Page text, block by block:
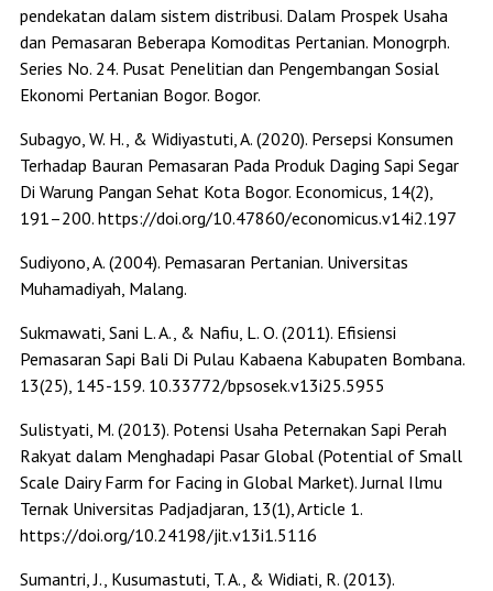
pendekatan dalam sistem distribusi. Dalam Prospek Usaha
dan Pemasaran Beberapa Komoditas Pertanian. Monogrph.
Series No. 24. Pusat Penelitian dan Pengembangan Sosial
Ekonomi Pertanian Bogor. Bogor.
Subagyo, W. H., & Widiyastuti, A. (2020). Persepsi Konsumen
Terhadap Bauran Pemasaran Pada Produk Daging Sapi Segar
Di Warung Pangan Sehat Kota Bogor. Economicus, 14(2),
191–200. https://doi.org/10.47860/economicus.v14i2.197
Sudiyono, A. (2004). Pemasaran Pertanian. Universitas
Muhamadiyah, Malang.
Sukmawati, Sani L. A., & Nafiu, L. O. (2011). Efisiensi
Pemasaran Sapi Bali Di Pulau Kabaena Kabupaten Bombana.
13(25), 145-159. 10.33772/bpsosek.v13i25.5955
Sulistyati, M. (2013). Potensi Usaha Peternakan Sapi Perah
Rakyat dalam Menghadapi Pasar Global (Potential of Small
Scale Dairy Farm for Facing in Global Market). Jurnal Ilmu
Ternak Universitas Padjadjaran, 13(1), Article 1.
https://doi.org/10.24198/jit.v13i1.5116
Sumantri, J., Kusumastuti, T. A., & Widiati, R. (2013).